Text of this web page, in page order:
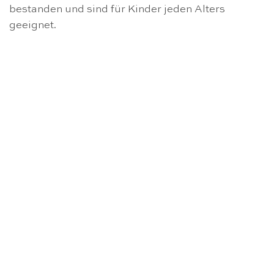
bestanden und sind für Kinder jeden Alters
geeignet.